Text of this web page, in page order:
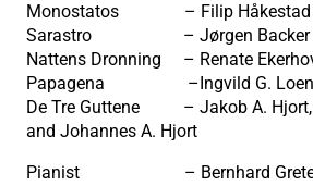
Monostatos – Filip Håkestad
Sarastro – Jørgen Backer
Nattens Dronning – Renate
Papagena –Ingvild G. Loen
De Tre Guttene – Jakob A. Hjort,
and Johannes A. Hjort
Pianist – Bernhard